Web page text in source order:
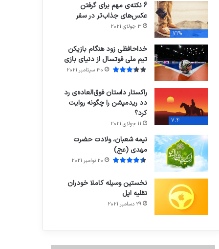
71%
6 نکته‌ی مهم برای گرفتن
عکس‌های جذاب‌تر در سفر
3 جولای 2021
خداحافظی زود هنگام بازیکن
تیم ملی فوتسال از دنیای بازی
30 سپتامبر 2021
7.4
راکستار داستان فوق‌العاده‌ی رد
دد ریدمپشن را چگونه روایت
کرد؟
11 جولای 2021
نیمه شعبان، ولادت حضرت
مهدی (عج)
20 نوامبر 2021
نخستین وسیله کاملا خودران
نقلیه اپل
29 دسامبر 2021